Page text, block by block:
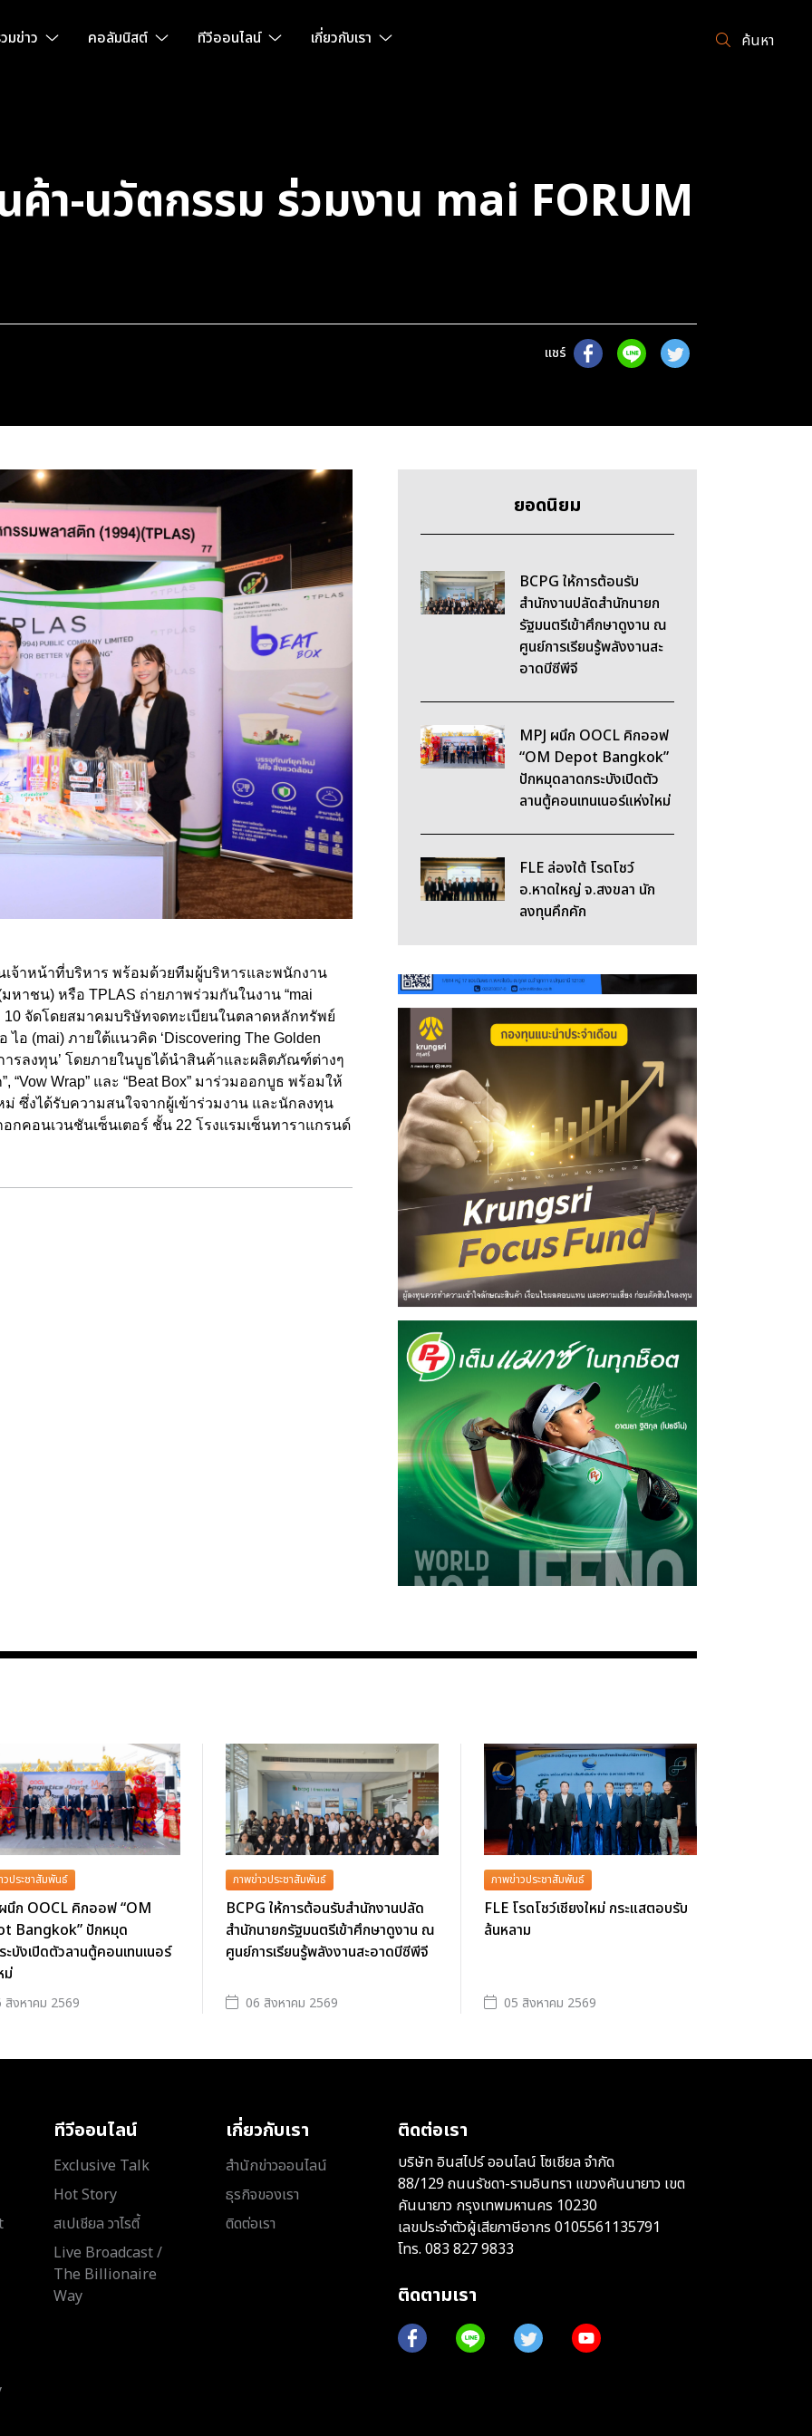
มข่าว คอลัมนิสต์ ทีวีออนไลน์ เกี่ยวกับเรา ค้นหา
า-นวัตกรรม ร่วมงาน mai FORUM
แชร์
จ้าหน้าที่บริหาร พร้อมด้วยทีมผู้บริหารและพนักงาน
าชน) หรือ TPLAS ถ่ายภาพร่วมกันในงาน “mai
10 จัดโดยสมาคมบริษัทจดทะเบียนในตลาดหลักทรัพย์
ไอ (mai) ภายใต้แนวคิด ‘Discovering The Golden
ารลงทุน’ โดยภายในบูธได้นำสินค้าและผลิตภัณฑ์ต่างๆ
Wrap” และ “Beat Box” มาร่วมออกบูธ พร้อมให้
ซึ่งได้รับความสนใจจากผู้เข้าร่วมงาน และนักลงทุน
คอนเวนชันเซ็นเตอร์ ชั้น 22 โรงแรมเซ็นทาราแกรนด์
ยอดนิยม
BCPG ให้การต้อนรับ
สำนักงานปลัดสำนักนายก
รัฐมนตรีเข้าศึกษาดูงาน ณ
ศูนย์การเรียนรู้พลังงานสะ
อาดบีซีพีจี
MPJ ผนึก OOCL คิกออฟ
“OM Depot Bangkok”
ปักหมุดลาดกระบังเปิดตัว
ลานตู้คอนเทนเนอร์แห่งใหม่
FLE ล่องใต้ โรดโชว์
อ.หาดใหญ่ จ.สงขลา นัก
ลงทุนคึกคัก
วประชาสัมพันธ์
นึก OOCL คิกออฟ “OM
Bangkok” ปักหมุด
ะบังเปิดตัวลานตู้คอนเทนเนอร์
ม่
สิงหาคม 2569
ภาพข่าวประชาสัมพันธ์
BCPG ให้การต้อนรับสำนักงานปลัด
สำนักนายกรัฐมนตรีเข้าศึกษาดูงาน ณ
ศูนย์การเรียนรู้พลังงานสะอาดบีซีพีจี
06 สิงหาคม 2569
ภาพข่าวประชาสัมพันธ์
FLE โรดโชว์เชียงใหม่ กระแสตอบรับ
ล้นหลาม
05 สิงหาคม 2569
ทีวีออนไลน์
Exclusive Talk
Hot Story
สเปเชียล วาไรตี้
Live Broadcast /
The Billionaire
Way
เกี่ยวกับเรา
สำนักข่าวออนไลน์
ธุรกิจของเรา
ติดต่อเรา
ติดต่อเรา
บริษัท อินสไปร์ ออนไลน์ โซเชียล จำกัด
88/129 ถนนรัชดา-รามอินทรา แขวงคันนายาว เขต
คันนายาว กรุงเทพมหานคร 10230
เลขประจำตัวผู้เสียภาษีอากร 0105561135791
โทร. 083 827 9833
ติดตามเรา